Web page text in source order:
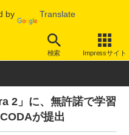
by Translate
検索 Impressサイト
2」に、無許諾で学習
が提出